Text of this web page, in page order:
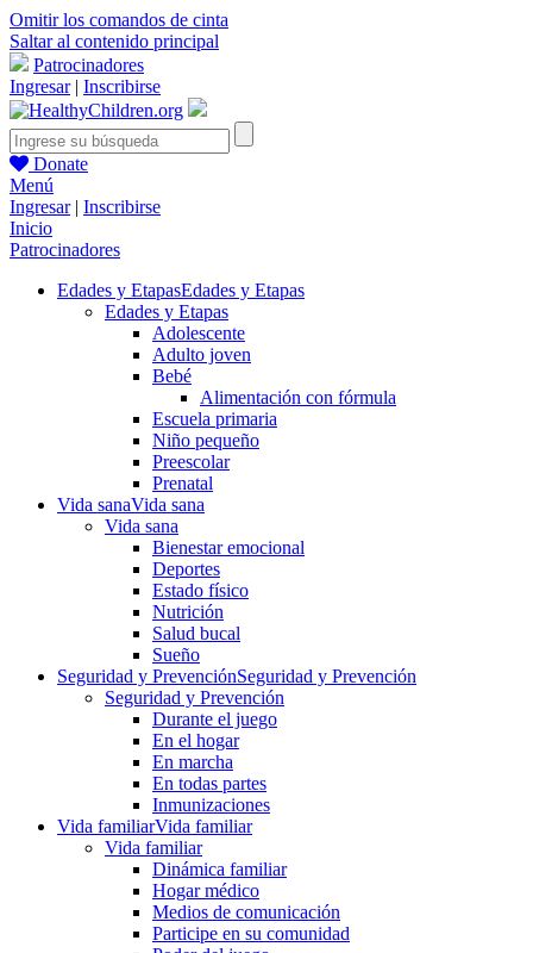
Omitir los comandos de cinta
Saltar al contenido principal
Patrocinadores
Ingresar| Inscribirse
Donate
Menú
Ingresar| Inscribirse
Inicio
Patrocinadores
Edades y EtapasEdades y Etapas
Edades y Etapas
Adolescente
Adulto joven
Bebé
Alimentación con fórmula
Escuela primaria
Niño pequeño
Preescolar
Prenatal
Vida sanaVida sana
Vida sana
Bienestar emocional
Deportes
Estado físico
Nutrición
Salud bucal
Sueño
Seguridad y PrevenciónSeguridad y Prevención
Seguridad y Prevención
Durante el juego
En el hogar
En marcha
En todas partes
Inmunizaciones
Vida familiarVida familiar
Vida familiar
Dinámica familiar
Hogar médico
Medios de comunicación
Participe en su comunidad